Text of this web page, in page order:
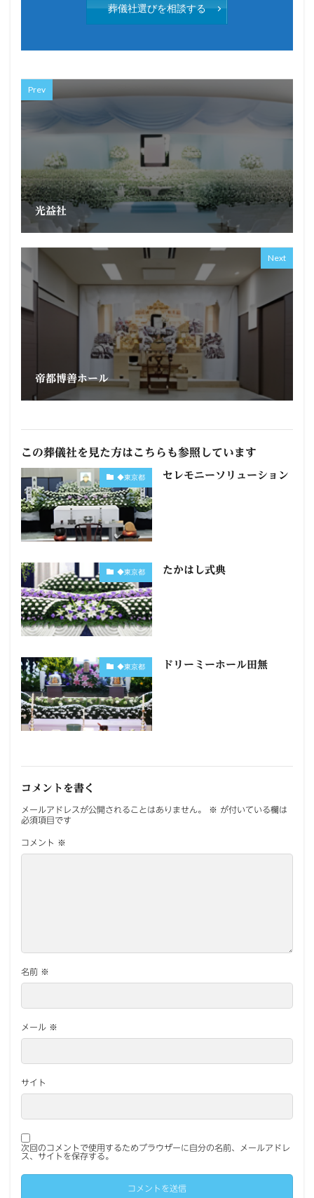
葬儀社選びを相談する
Prev
光益社
Next
帝都博善ホール
この葬儀社を見た方はこちらも参照しています
◆東京都 セレモニーソリューション
◆東京都 たかはし式典
◆東京都 ドリーミーホール田無
コメントを書く
メールアドレスが公開されることはありません。 ※ が付いている欄は
必須項目です
コメント ※
名前 ※
メール ※
サイト
次回のコメントで使用するためブラウザーに自分の名前、メールアドレ
ス、サイトを保存する。